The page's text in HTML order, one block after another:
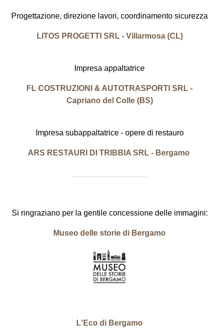
Progettazione, direzione lavori, coordinamento sicurezza
LITOS PROGETTI SRL - Villarmosa (CL)
Impresa appaltatrice
FL COSTRUZIONI & AUTOTRASPORTI SRL -
Capriano del Colle (BS)
Impresa subappaltatrice - opere di restauro
ARS RESTAURI DI TRIBBIA SRL - Bergamo
Si ringraziano per la gentile concessione delle immagini:
Museo delle storie di Bergamo
L'Eco di Bergamo